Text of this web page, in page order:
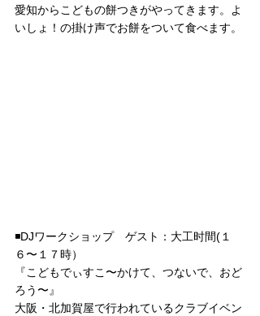
愛知からこどもの餅つきがやってきます。よ
いしょ！の掛け声でお餅をついて食べます。
◾️DJワークショップ ゲスト： 大工时間(１
６〜１７時）
『こどもでぃすこ〜かけて、つないで、おど
ろう〜』
大阪・北加賀屋で行われているクラブイベン